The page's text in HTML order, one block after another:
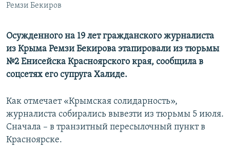
УКРАИНСКАЯ ПРОБЛЕМА КРЫМА
Ремзи Бекиров
Осужденного на 19 лет гражданского журналиста
из Крыма Ремзи Бекирова этапировали из тюрьмы
№2 Енисейска Красноярского края, сообщила в
соцсетях его супруга Халиде.
Как отмечает «Крымская солидарность»,
журналиста собирались вывезти из тюрьмы 5 июля.
Сначала – в транзитный пересылочный пункт в
Красноярске.